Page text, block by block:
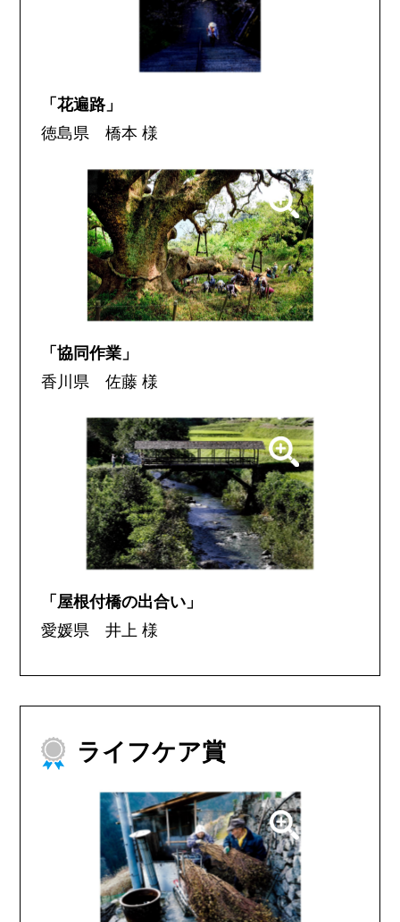
「花遍路」
徳島県 橋本 様
「協同作業」
香川県 佐藤 様
「屋根付橋の出合い」
愛媛県 井上 様
ライフケア賞